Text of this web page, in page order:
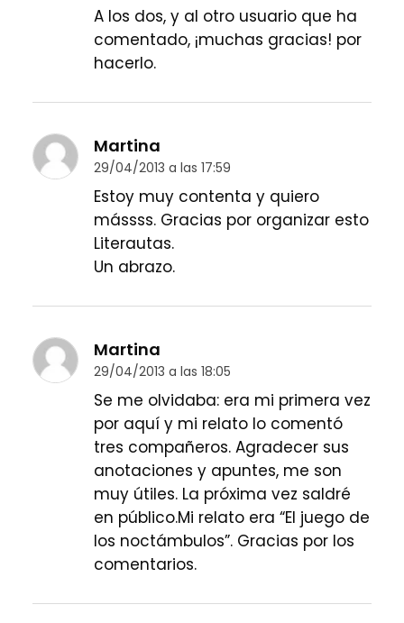
A los dos, y al otro usuario que ha
comentado, ¡muchas gracias! por
hacerlo.
Martina
29/04/2013 a las 17:59
Estoy muy contenta y quiero
mássss. Gracias por organizar esto
Literautas.
Un abrazo.
Martina
29/04/2013 a las 18:05
Se me olvidaba: era mi primera vez
por aquí y mi relato lo comentó
tres compañeros. Agradecer sus
anotaciones y apuntes, me son
muy útiles. La próxima vez saldré
en público.Mi relato era “El juego de
los noctámbulos”. Gracias por los
comentarios.